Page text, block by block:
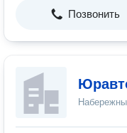
Позвонить